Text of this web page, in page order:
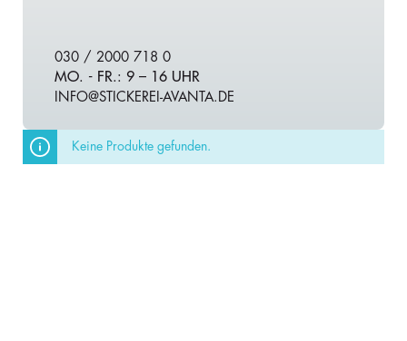
030 / 2000 718 0
MO. - FR.: 9 – 16 UHR
INFO@STICKEREI-AVANTA.DE
Keine Produkte gefunden.